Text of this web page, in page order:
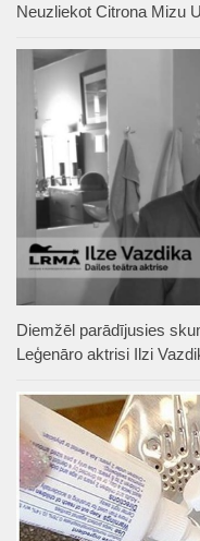
Neuzliekot Citrona Mizu
Diemžēl parādījusies
Leģenāro aktrisi Ilzi